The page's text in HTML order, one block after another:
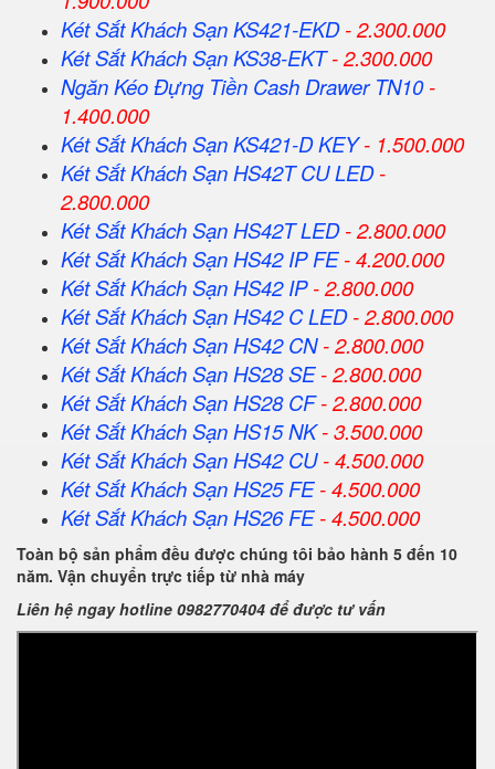
Két Sắt Khách Sạn KS421-EKD- 2.300.000
Két Sắt Khách Sạn KS38-EKT- 2.300.000
Ngăn Kéo Đựng Tiền Cash Drawer TN10-
1.400.000
Két Sắt Khách Sạn KS421-D KEY- 1.500.000
Két Sắt Khách Sạn HS42T CU LED-
2.800.000
Két Sắt Khách Sạn HS42T LED- 2.800.000
Két Sắt Khách Sạn HS42 IP FE- 4.200.000
Két Sắt Khách Sạn HS42 IP- 2.800.000
Két Sắt Khách Sạn HS42 C LED- 2.800.000
Két Sắt Khách Sạn HS42 CN- 2.800.000
Két Sắt Khách Sạn HS28 SE- 2.800.000
Két Sắt Khách Sạn HS28 CF- 2.800.000
Két Sắt Khách Sạn HS15 NK- 3.500.000
Két Sắt Khách Sạn HS42 CU- 4.500.000
Két Sắt Khách Sạn HS25 FE- 4.500.000
Két Sắt Khách Sạn HS26 FE- 4.500.000
Toàn bộ sản phẩm đều được chúng tôi bảo hành 5 đến 10
năm. Vận chuyển trực tiếp từ nhà máy
Liên hệ ngay hotline 0982770404 để được tư vấn